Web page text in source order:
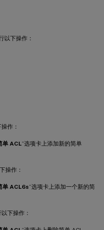
以下操作：
作：
单 ACL”选项卡上添加新的简单
操作：
单 ACL6s”选项卡上添加一个新的简
下操作：